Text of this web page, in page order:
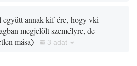
együtt annak kif-ére, hogy vki
megjelölt személyre, de
mása〉
3 adat